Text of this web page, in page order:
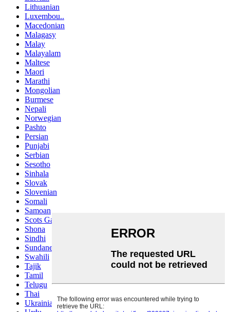
Lithuanian
Luxembou..
Macedonian
Malagasy
Malay
Malayalam
Maltese
Maori
Marathi
Mongolian
Burmese
Nepali
Norwegian
Pashto
Persian
Punjabi
Serbian
Sesotho
Sinhala
Slovak
Slovenian
Somali
Samoan
Scots Gaelic
Shona
Sindhi
Sundanese
Swahili
Tajik
Tamil
Telugu
Thai
Ukrainian